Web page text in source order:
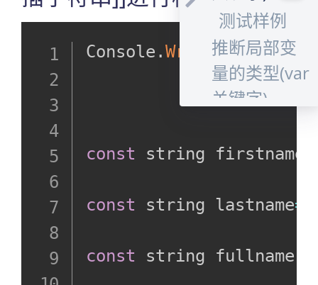
测试样例
推断局部变
量的类型(var
关键字)
面向类型的
对象
获取和设置
Console .WriteLine($"{
const string firstname
const string lastname=
const string fullname